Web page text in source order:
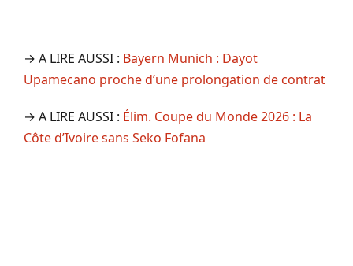
→ A LIRE AUSSI : Bayern Munich : Dayot
Upamecano proche d’une prolongation de contrat
→ A LIRE AUSSI : Élim. Coupe du Monde 2026 : La
Côte d’Ivoire sans Seko Fofana